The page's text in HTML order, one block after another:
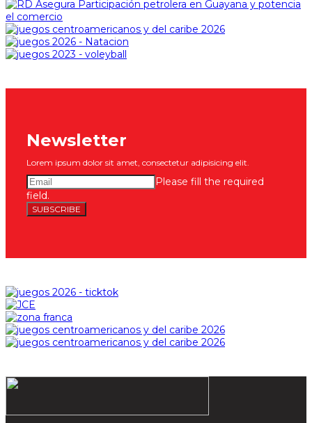
Newsletter
Lorem ipsum dolor sit amet, consectetur adipisicing elit.
Please fill the required
field.
SUBSCRIBE